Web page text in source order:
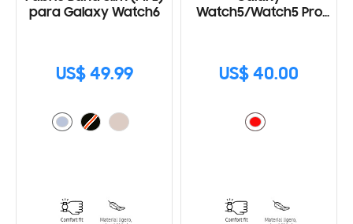
para Galaxy Watch6
US$ 49.99
Watch5/Watch5 Pro
US$ 40.00